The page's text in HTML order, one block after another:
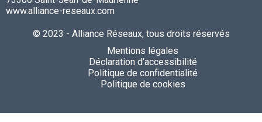
www.alliance-reseaux.com
© 2023 - Alliance Réseaux, tous droits réservés
Mentions légales
Déclaration d’accessibilité
Politique de confidentialité
Politique de cookies